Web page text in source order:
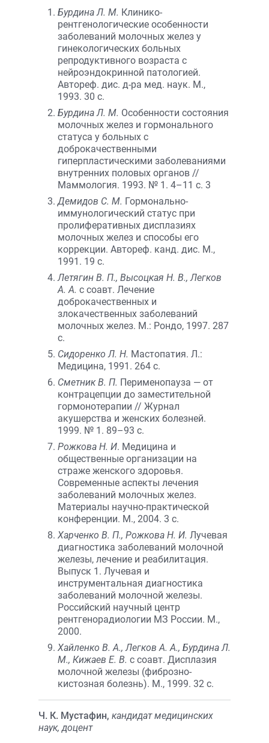
Бурдина Л. М. Клинико-
рентгенологические особенности
заболеваний молочных желез у
гинекологических больных
репродуктивного возраста с
нейроэндокринной патологией.
Автореф. дис. д-ра мед. наук. М.,
1993. 30 с.
Бурдина Л. М. Особенности состояния
молочных желез и гормонального
статуса у больных с
доброкачественными
гиперпластическими заболеваниями
внутренних половых органов //
Маммология. 1993. № 1. 4–11 с. 3
Демидов С. М. Гормонально-
иммунологический статус при
пролиферативных дисплазиях
молочных желез и способы его
коррекции. Автореф. канд. дис. М.,
1991. 19 с.
Летягин В. П., Высоцкая Н. В., Легков
А. А. с соавт. Лечение
доброкачественных и
злокачественных заболеваний
молочных желез. М.: Рондо, 1997. 287
с.
Сидоренко Л. Н. Мастопатия. Л.:
Медицина, 1991. 264 с.
Сметник В. П. Перименопауза — от
контрацепции до заместительной
гормонотерапии // Журнал
акушерства и женских болезней.
1999. № 1. 89–93 с.
Рожкова Н. И. Медицина и
общественные организации на
страже женского здоровья.
Современные аспекты лечения
заболеваний молочных желез.
Материалы научно-практической
конференции. М., 2004. 3 с.
Харченко В. П., Рожкова Н. И. Лучевая
диагностика заболеваний молочной
железы, лечение и реабилитация.
Выпуск 1. Лучевая и
инструментальная диагностика
заболеваний молочной железы.
Российский научный центр
рентгенорадиологии МЗ России. М.,
2000.
Хайленко В. А., Легков А. А., Бурдина Л.
М., Кижаев Е. В. с соавт. Дисплазия
молочной железы (фиброзно-
кистозная болезнь). М., 1999. 32 с.
Ч. К. Мустафин, кандидат медицинских
наук, доцент